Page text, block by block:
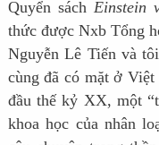
Quyển sáchEinstein
thức được Nxb Tổng
Nguyễn Lê Tiến và
cùng đã có mặt ở
đầu thế kỷ XX, một
khoa học của nhân